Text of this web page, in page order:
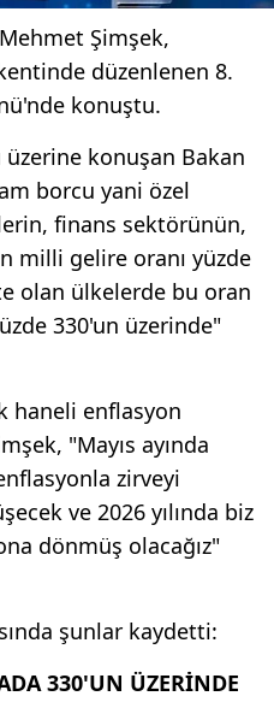
Şimşek,
düzenlenen 8.
konuştu.
konuşan Bakan
borcu yani özel
finans sektörünün,
milli gelire oranı yüzde
olan ülkelerde bu oran
330'un üzerinde"
haneli enflasyon
"Mayıs ayında
zirveyi
ve 2026 yılında biz
dönmüş olacağız"
şunlar kaydetti:
330'UN ÜZERİNDE